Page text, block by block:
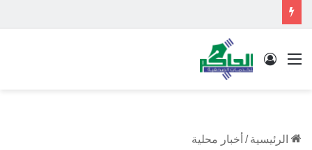
القائمة تسجيل الدخول
الرئيسية / أخبار محلية